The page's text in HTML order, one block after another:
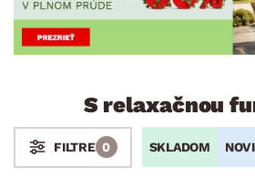
S relaxačnou
SKLADOM
FILTRE 0